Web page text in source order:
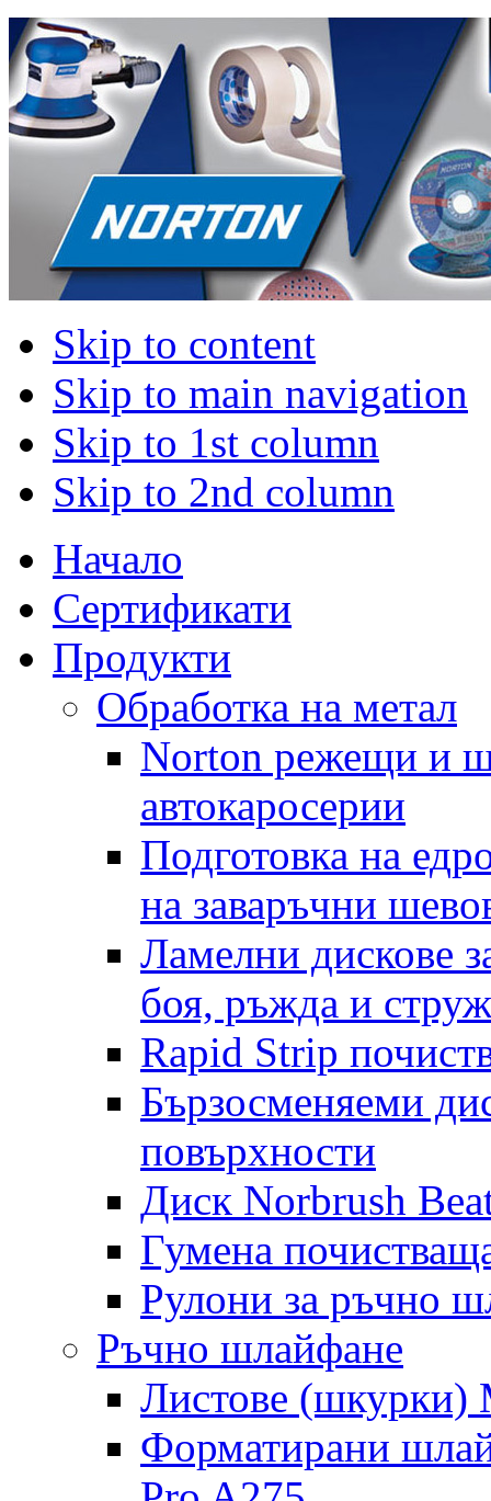
Skip to content
Skip to main navigation
Skip to 1st column
Skip to 2nd column
Начало
Сертификати
Продукти
Обработка на метал
Norton режещи и
автокаросерии
Подготовка на
на заваръчни
Ламелни дискове
боя, ръжда и
Rapid Strip
Бързосменяеми
повърхности
Диск Norbrush
Гумена
Рулони за ръчно
Ръчно шлайфане
Листове
Форматирани